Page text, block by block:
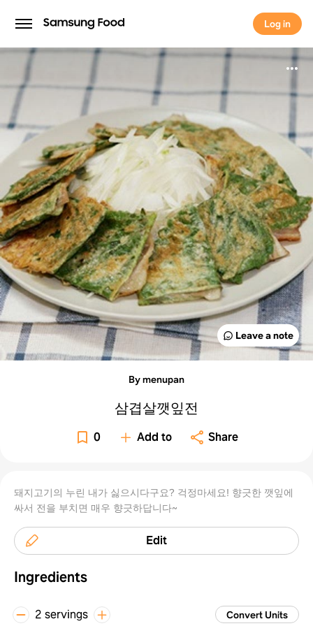
Log in
Log in
Leave a note
By menupan
삼겹살깻잎전
0 Add to Share
돼지고기의 누린 내가 싫으시다구요? 걱정마세요! 향긋한 깻잎에
싸서 전을 부치면 매우 향긋하답니다~
Edit
Ingredients
2 servings Convert Units